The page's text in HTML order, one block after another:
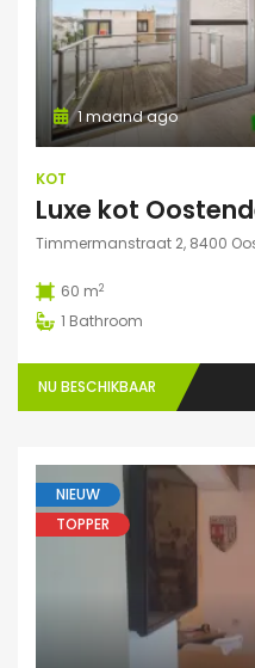
1 maand ago
KOT
Luxe kot
Timmermanstraat 2, 8400
60 m2
1 Bathroom
NU BESCHIKBAAR
NIEUW
TOPPER